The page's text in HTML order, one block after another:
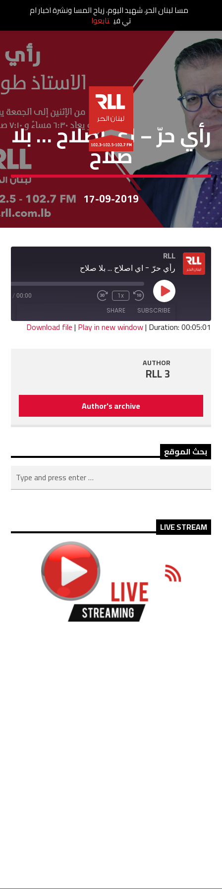
رأي حر
رأي حرّ – اي اصلاح … بلا
صلاح
17-09-2019
RLL
رأي حرّ - اي اصلاح ... بلا صلاح
Play
Episode
Rewind
10
Seconds
1x
Fast
seconds
00:00
/
SUBSCRIBE
SHARE
Download file| Play in new window| Duration: 00:05:01
AUTHOR
RLL 3
Author's archive
بحث الموقع
LIVE STREAM
مسا لبنان الحر، شهيد اليوم، زياح المسا ونشرة اخبار ام
تي في تابعوا